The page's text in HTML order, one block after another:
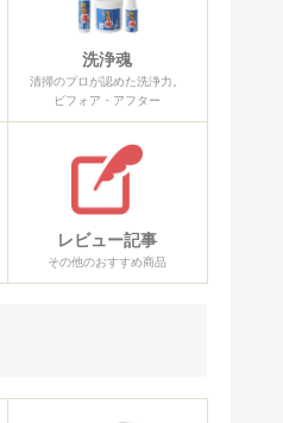
洗浄魂
清掃のプロが認めた洗浄力。
ビフォア・アフター
レビュー記事
その他のおすすめ商品